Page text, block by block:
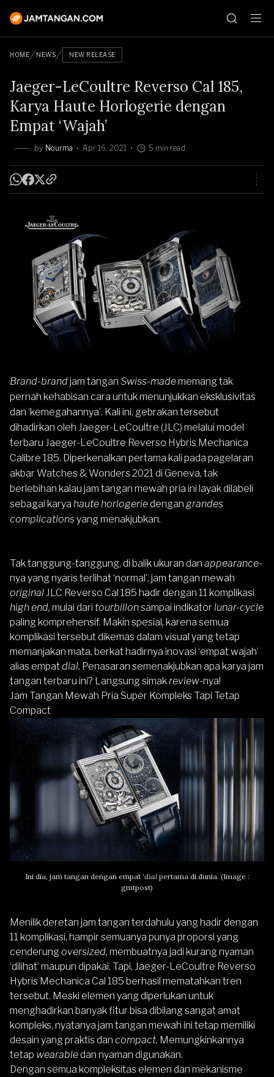
HOME NEWS NEW RELEASE
Jaeger-LeCoultre Reverso Cal 185,
Karya Haute Horlogerie dengan
Empat ‘Wajah’
by Nourma Apr 16, 2021 5 min read
Brand-brandjam tangan Swiss-madememang tak
pernah kehabisan cara untuk menunjukkan eksklusivitas
dan ‘kemegahannya’. Kali ini, gebrakan tersebut
dihadirkan oleh Jaeger-LeCoultre (JLC) melalui model
terbaru Jaeger-LeCoultre Reverso Hybris Mechanica
Calibre 185. Diperkenalkan pertama kali pada pagelaran
akbar Watches & Wonders 2021 di Geneva, tak
berlebihan kalau jam tangan mewah pria ini layak dilabeli
sebagai karya haute horlogeriedengan grandes
complicationsyang menakjubkan.
Tak tanggung-tanggung, di balik ukuran dan appearance-
nya yang nyaris terlihat ‘normal’, jam tangan mewah
original JLC Reverso Cal 185 hadir dengan 11 komplikasi
high end, mulai dari tourbillonsampai indikator lunar-cycle
paling komprehensif. Makin spesial, karena semua
komplikasi tersebut dikemas dalam visual yang tetap
memanjakan mata, berkat hadirnya inovasi ‘empat wajah’
alias empatdial. Penasaran semenakjubkan apa karya jam
tangan terbaru ini? Langsung simak review-nya!
Jam Tangan Mewah Pria Super Kompleks Tapi Tetap
Compact
Ini dia, jam tangan dengan empat ‘dial pertama di dunia. (Image :
gmtpost)
Menilik deretan jam tangan terdahulu yang hadir dengan
11 komplikasi, hampir semuanya punya proporsi yang
cenderung oversized, membuatnya jadi kurang nyaman
‘dilihat’ maupun dipakai. Tapi, Jaeger-LeCoultre Reverso
Hybris Mechanica Cal 185 berhasil mematahkan tren
tersebut. Meski elemen yang diperlukan untuk
menghadirkan banyak fitur bisa dibilang sangat amat
kompleks, nyatanya jam tangan mewah ini tetap memiliki
desain yang praktis dan compact. Memungkinkannya
tetap wearabledan nyaman digunakan.
Dengan semua kompleksitas elemen dan mekanisme